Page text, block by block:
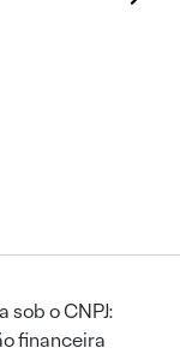
sob o CNPJ:
financeira